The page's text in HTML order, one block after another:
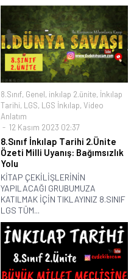
8.Sınıf, Genel, inkılap 2.ünite, İnkılap
Tarihi, LGS, LGS İnkılap, Video
Anlatım
12 Kasım 2023 02:37
8.Sınıf İnkılap Tarihi 2.Ünite
Özeti Milli Uyanış: Bağımsızlık
Yolu
KİTAP ÇEKİLİŞLERİNİN
YAPILACAĞI GRUBUMUZA
KATILMAK İÇİN TIKLAYINIZ 8.SINIF
LGS TÜM...